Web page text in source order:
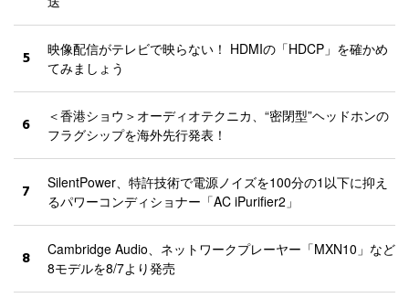
5
映像配信がテレビで映らない！ HDMIの「HDCP」を確かめ
てみましょう
6
＜香港ショウ＞オーディオテクニカ、“密閉型”ヘッドホンの
フラグシップを海外先行発表！
7
SilentPower、特許技術で電源ノイズを100分の1以下に抑え
るパワーコンディショナー「AC iPurifier2」
8
Cambridge Audio、ネットワークプレーヤー「MXN10」など
8モデルを8/7より発売